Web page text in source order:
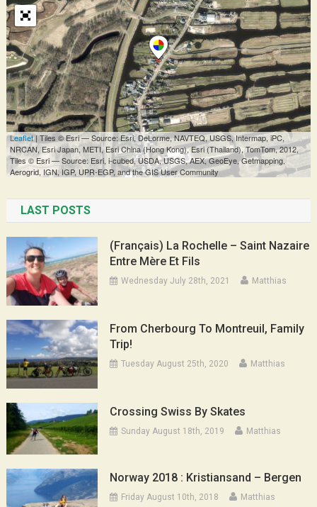
LAST POSTS
(Français) La Rochelle – Saint Nazaire
Entre Mère Et Fils
Wednesday July 28th, 2021 Matthias
From Cherbourg To Montreuil, Family
Trip!
Tuesday August 25th, 2020 Matthias
Crossing Swiss By Skates
Sunday August 18th, 2019 Matthias
Norway 2018 : Kristiansand – Bergen
Friday August 10th, 2018 Matthias